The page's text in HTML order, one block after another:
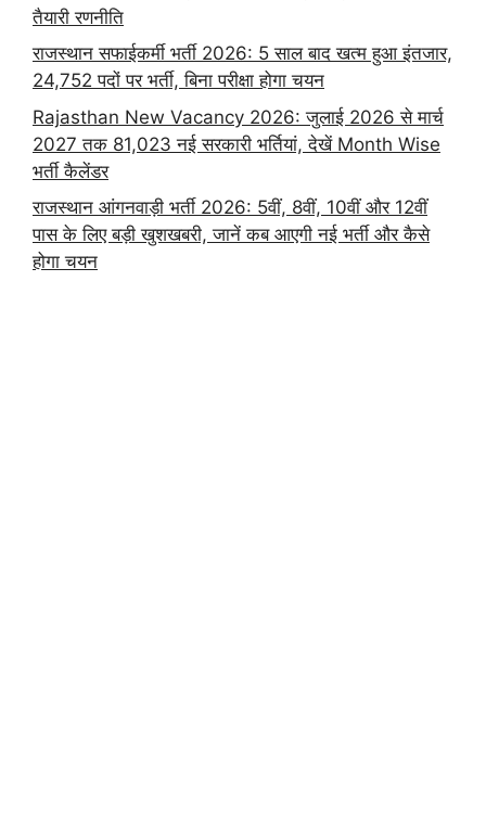
तैयारी रणनीति
राजस्थान सफाईकर्मी भर्ती 2026: 5 साल बाद खत्म हुआ इंतजार,
24,752 पदों पर भर्ती, बिना परीक्षा होगा चयन
Rajasthan New Vacancy 2026: जुलाई 2026 से मार्च
2027 तक 81,023 नई सरकारी भर्तियां, देखें Month Wise
भर्ती कैलेंडर
राजस्थान आंगनवाड़ी भर्ती 2026: 5वीं, 8वीं, 10वीं और 12वीं
पास के लिए बड़ी खुशखबरी, जानें कब आएगी नई भर्ती और कैसे
होगा चयन